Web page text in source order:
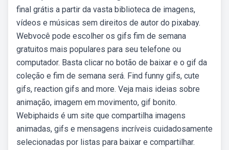
final grátis a partir da vasta biblioteca de imagens,
vídeos e músicas sem direitos de autor do pixabay.
Webvocê pode escolher os gifs fim de semana
gratuitos mais populares para seu telefone ou
computador. Basta clicar no botão de baixar e o gif da
coleção e fim de semana será. Find funny gifs, cute
gifs, reaction gifs and more. Veja mais ideias sobre
animação, imagem em movimento, gif bonito.
Webiphaids é um site que compartilha imagens
animadas, gifs e mensagens incríveis cuidadosamente
selecionadas por listas para baixar e compartilhar.